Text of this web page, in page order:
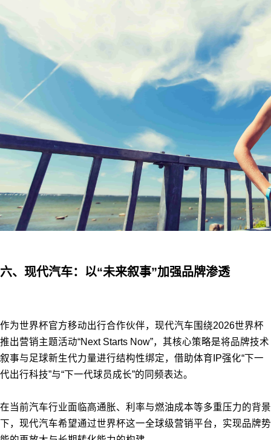
六、现代汽车：以“未来叙事”加强品牌渗透
作为世界杯官方移动出行合作伙伴，现代汽车围绕2026世界杯
推出营销主题活动“Next Starts Now”，其核心策略是将品牌技术
叙事与足球新生代力量进行结构性绑定，借助体育IP强化“下一
代出行科技”与“下一代球员成长”的同频表达。
在当前汽车行业面临高通胀、利率与燃油成本等多重压力的背景
下，现代汽车希望通过世界杯这一全球级营销平台，实现品牌势